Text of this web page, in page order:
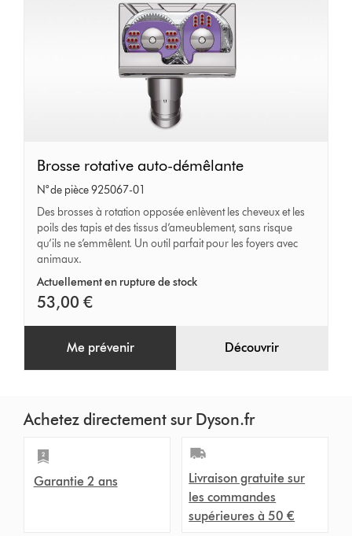
Brosse
rotative
auto-
démêlante
Brosse rotative auto-démêlante
N° de pièce 925067-01
Des brosses à rotation opposée enlèvent les cheveux et les
poils des tapis et des tissus d’ameublement, sans risque
qu’ils ne s’emmêlent. Un outil parfait pour les foyers avec
animaux.
Actuellement en rupture de stock
53,00 €
Me prévenir Découvrir
Achetez directement sur Dyson.fr
Garantie 2 ans
Livraison gratuite sur
les commandes
supérieures à 50 €